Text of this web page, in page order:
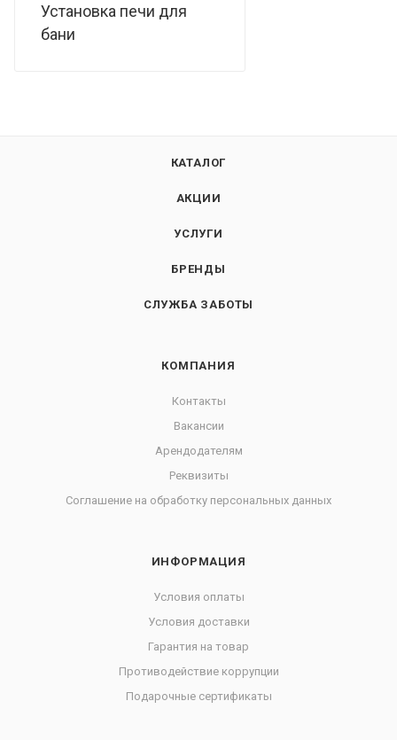
Установка печи для
бани
КАТАЛОГ
АКЦИИ
УСЛУГИ
БРЕНДЫ
СЛУЖБА ЗАБОТЫ
КОМПАНИЯ
Контакты
Вакансии
Арендодателям
Реквизиты
Соглашение на обработку персональных данных
ИНФОРМАЦИЯ
Условия оплаты
Условия доставки
Гарантия на товар
Противодействие коррупции
Подарочные сертификаты